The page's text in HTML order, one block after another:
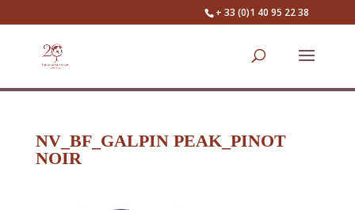
+ 33 (0)1 40 95 22 38
NV_BF_GALPIN PEAK_PINOT
NOIR